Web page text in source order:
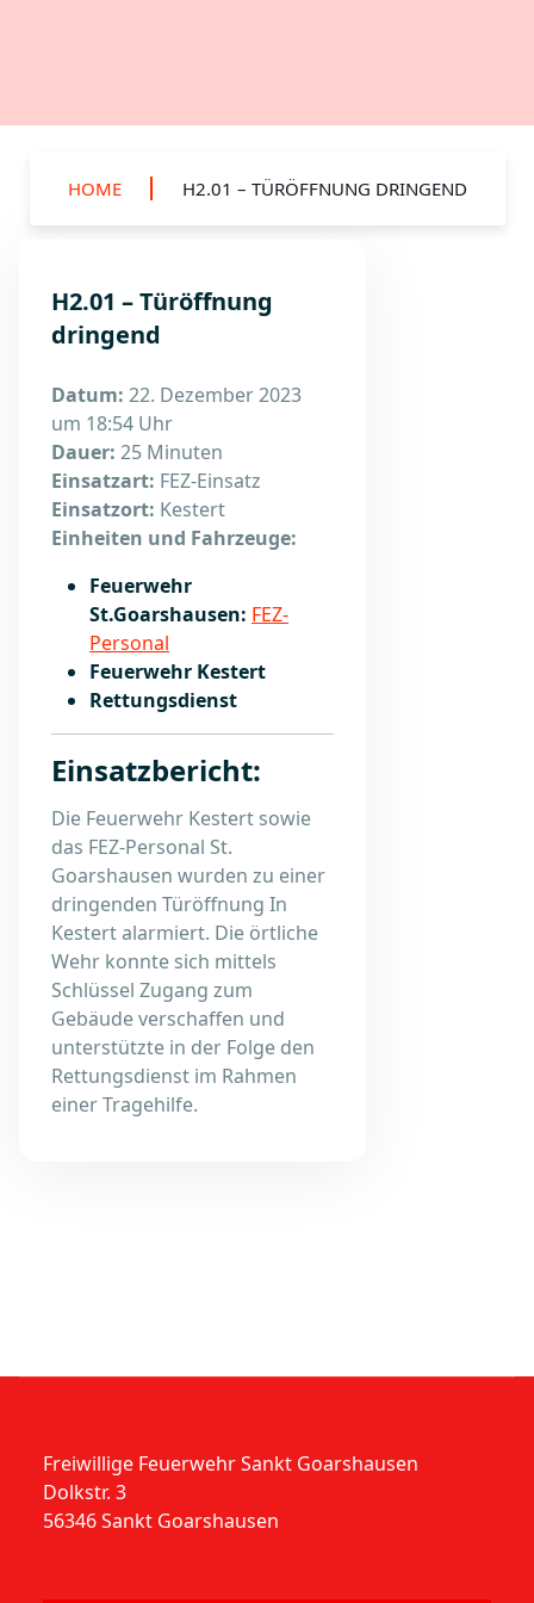
HOME H2.01 – TÜRÖFFNUNG DRINGEND
H2.01 – Türöffnung
dringend
Datum: 22. Dezember 2023
um 18:54 Uhr
Dauer: 25 Minuten
Einsatzart: FEZ-Einsatz
Einsatzort: Kestert
Einheiten und Fahrzeuge:
Feuerwehr
St.Goarshausen: FEZ-
Personal
Feuerwehr Kestert
Rettungsdienst
Einsatzbericht:
Die Feuerwehr Kestert sowie
das FEZ-Personal St.
Goarshausen wurden zu einer
dringenden Türöffnung In
Kestert alarmiert. Die örtliche
Wehr konnte sich mittels
Schlüssel Zugang zum
Gebäude verschaffen und
unterstützte in der Folge den
Rettungsdienst im Rahmen
einer Tragehilfe.
Freiwillige Feuerwehr Sankt Goarshausen
Dolkstr. 3
56346 Sankt Goarshausen